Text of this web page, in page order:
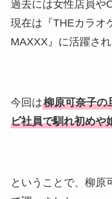
過去には女性店員や
現在は『THEカラオ
MAXXX』に活躍され
今回は柳原可奈子の
ビ社員で馴れ初めや
ということで、柳原